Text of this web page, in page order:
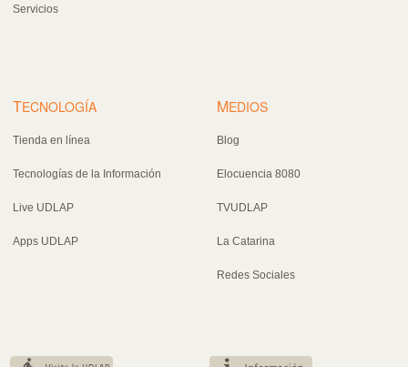
Servicios
TECNOLOGÍA
Tienda en línea
Tecnologías de la Información
Live UDLAP
Apps UDLAP
MEDIOS
Blog
Elocuencia 8080
TVUDLAP
La Catarina
Redes Sociales